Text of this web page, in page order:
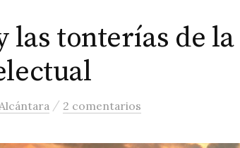
las tonterías de la
/ 2 comentarios